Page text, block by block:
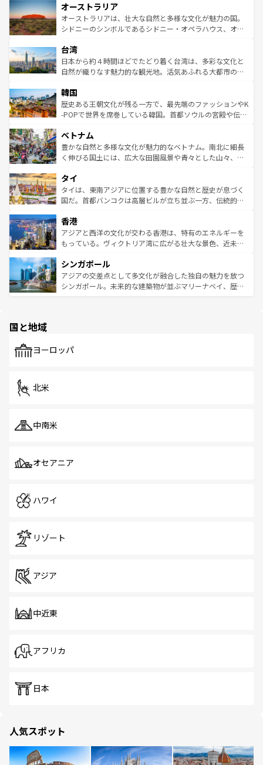
部のニューオーリンズでは、音楽と美食が融合した独特の
文化が魅力。旅行者はアメリカの各地域で異なる魅力を楽
しみながら、その多様性と豊かな歴史を感じることができ
ならではの贅沢な旅のスタイルだ。 なお、新着のアメリカ
情報はコンテンツ一覧を参照してほしい。
ワイ島は見逃せない。また、定番の観光地といえばオアフ
島だが、静かな自然を求めるならマウイ島やカウアイ島が
おすすめ。エメラルドグリーンに輝く海をはじめ、豊かな
れるおもてなしの心で訪れる人々を迎えてくれるハワイの
人々、おいしいローカルフードやハワイアンミュージッ
ク、伝統的なフラダンスなど、すべてがハワイの魅力を彩
ワイを、存分に味わってほしい。 なお、新着のハワイ情報
はコンテンツ一覧を参照してほしい。
オーストラリア
オーストラリアは、壮大な自然と多様な文化が魅力の国。
シドニーのシンボルであるシドニー・オペラハウス、オー
リアリーフや大陸中央部にそびえるウルル（エアーズロッ
ク）、タスマニアの美しい原生林やケアンズの熱帯雨林な
ど、見どころがたくさん。また、カフェやワイン、オージ
いる。アクティビティも充実しており、サーフィンやダイ
ビング、ハイキングなど、アウトドア好きにはたまらな
い。オーストラリアの多彩な魅力を存分に味わいつくそ
参照してほしい。
台湾
日本から約４時間ほどでたどり着く台湾は、多彩な文化と
自然が織りなす魅力的な観光地。活気あふれる大都市の台
ン）、静ひつな山岳地帯である台湾東部など、都市の喧騒
と山間の静けさが共存しており、訪れる人に新しい発見と
驚きをもたらしてくれる。また、奥深い台湾の食文化も魅
容にもいいと評判のスイーツなど、バラエティ豊かな料理
が味わえる。 なお、新着の台湾情報は コンテンツ一覧を参
照してほしい。
韓国
歴史ある王朝文化が残る一方で、最先端のファッションやK
-POPで世界を席巻している韓国。首都ソウルの宮殿や伝統
き、地方に足を延ばせば四季折々の自然美を楽しむことが
できる。そして、キムチや焼肉、絶品のストリートフード
まで、さまざまな韓国料理が待っている。夜には、韓国な
リティに包まれながら、韓国の多彩な魅力を心ゆくまで味
わってみてほしい。 なお、新着の韓国情報はコンテンツ一
覧を参照してほしい。
ベトナム
豊かな自然と多様な文化が魅力的なベトナム。南北に細長
く伸びる国土には、広大な田園風景や青々とした山々、世
急速な発展と共に伝統が息づく。ハノイの古い町並みやホ
ーチミン市のフランス統治時代の建物も、独特の雰囲気を
醸し出している。また、バラエティの豊かさとおいしさで
とつ。フォーやバインミー、ベトナムコーヒーなどは、ぜ
ひ現地で味わいたい。どの地域を訪れてもあたたかい人々
が旅行者を迎えてくれるので、きっと忘れられない旅にな
参照してほしい。
タイ
タイは、東南アジアに位置する豊かな自然と歴史が息づく
国だ。首都バンコクは高層ビルが立ち並ぶ一方、伝統的な
の活気が交差している。北部ではチェンマイなどの山岳地
帯で自然と触れ合い、南部ではプーケットやクラビの美し
いビーチでリゾート気分を楽しむことができる。タイ料理
激する。気候は一年中温暖で、どの季節にも異なる楽しみ
が待っている。親しみやすいタイの人々、仏教を中心とし
た文化、そして多様な観光資源が、訪れる旅人を魅了し続
香港
アジアと西洋の文化が交わる香港は、特有のエネルギーを
もっている。ヴィクトリア湾に広がる壮大な景色、近未来
み、どこを訪れても感動するはず。観光スポットが密集し
ており、効率よく見どころを回れるのも魅力。息をのむよ
うな絶景から文化的な体験まで、香港を存分に楽しみ尽く
シンガポール
アジアの交差点として多文化が融合した独自の魅力を放つ
シンガポール。未来的な建築物が並ぶマリーナベイ、歴史
で、ホーカーズは地元の風情を楽しめる外せないスポット
国と地域
ヨーロッパ
北米
中南米
オセアニア
ハワイ
リゾート
アジア
中近東
アフリカ
日本
人気スポット